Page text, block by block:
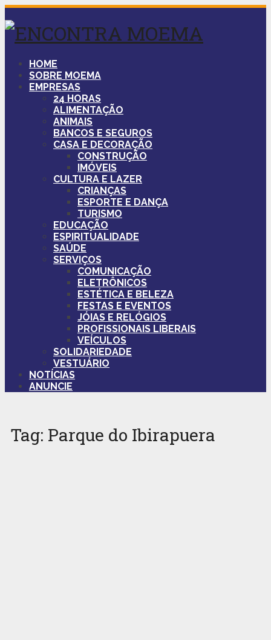
HOME
SOBRE MOEMA
EMPRESAS
24 HORAS
ALIMENTAÇÃO
ANIMAIS
BANCOS E SEGUROS
CASA E DECORAÇÃO
CONSTRUÇÃO
IMÓVEIS
CULTURA E LAZER
CRIANÇAS
ESPORTE E DANÇA
TURISMO
EDUCAÇÃO
ESPIRITUALIDADE
SAÚDE
SERVIÇOS
COMUNICAÇÃO
ELETRÔNICOS
ESTÉTICA E BELEZA
FESTAS E EVENTOS
JÓIAS E RELÓGIOS
PROFISSIONAIS LIBERAIS
VEÍCULOS
SOLIDARIEDADE
VESTUÁRIO
NOTÍCIAS
ANUNCIE
Tag: Parque do Ibirapuera